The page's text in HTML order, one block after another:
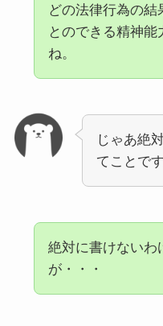
どの法律行為の結
とのできる精神能
ね。
じゃあ絶
てことで
絶対に書けないわ
が・・・